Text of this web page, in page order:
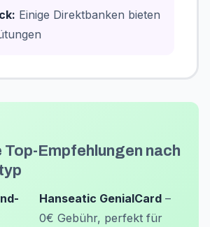
Einige Direktbanken bieten
Top-Empfehlungen nach
Hanseatic GenialCard –
0€ Gebühr, perfekt für